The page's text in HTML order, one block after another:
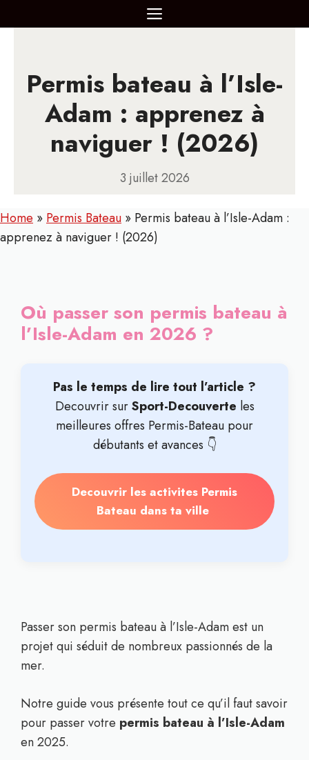
au
MENU
Permis bateau à l’Isle-
Adam : apprenez à
naviguer ! (2026)
3 juillet 2026
Home » Permis Bateau » Permis bateau à l’Isle-Adam :
apprenez à naviguer ! (2026)
Où passer son permis bateau à
l’Isle-Adam en 2026 ?
Pas le temps de lire tout l’article ?
Decouvrir surSport-Decouverte les
meilleures offres Permis-Bateau pour
débutants et avances 👇
Decouvrir les activites Permis
Bateau dans ta ville
Passer son permis bateau à l’Isle-Adam est un
projet qui séduit de nombreux passionnés de la
mer.
Notre guide vous présente tout ce qu’il faut savoir
pour passer votre permis bateau à l’Isle-Adam
en 2025.